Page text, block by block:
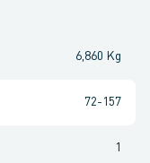
6,860 Kg
72-157
1